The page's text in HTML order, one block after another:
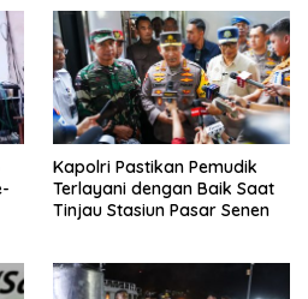
Kapolri Pastikan Pemudik
Terlayani dengan Baik Saat
Tinjau Stasiun Pasar Senen